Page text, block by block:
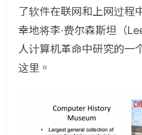
了软件在联网和上网过程
幸地将李·费尔森斯坦（
人计算机革命中研究的一
这里。